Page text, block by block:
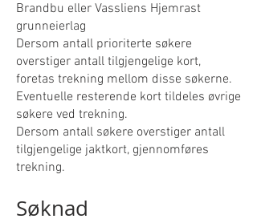
Brandbu eller Vassliens Hjemrast
grunneierlag
Dersom antall prioriterte søkere
overstiger antall tilgjengelige kort,
foretas trekning mellom disse søkerne.
Eventuelle resterende kort tildeles øvrige
søkere ved trekning.
Dersom antall søkere overstiger antall
tilgjengelige jaktkort, gjennomføres
trekning.
Søknad